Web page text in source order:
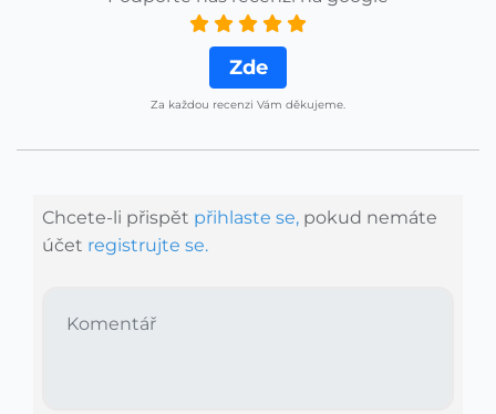
Zde
Za každou recenzi Vám děkujeme.
Chcete-li přispět přihlaste se, pokud nemáte
účet registrujte se.